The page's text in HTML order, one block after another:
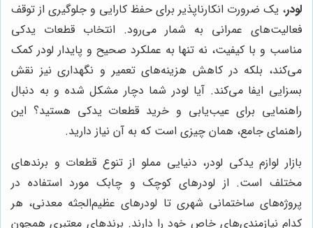
لودر، یک ضرورت انکارناپذیر برای حفظ کارایی و جلوگیری از توقف
فعالیت‌های عمرانی به شمار می‌رود. انتخاب قطعات یدکی
مناسب و با کیفیت، نه تنها به عملکرد صحیح و پایدار لودر کمک
می‌کند، بلکه در کاهش هزینه‌های تعمیر و نگهداری نیز نقش
بسزایی ایفا می‌کند. آیا لودر شما دچار مشکل شده و به دنبال
راهنمایی برای عیب‌یابی و خرید قطعات یدکی هستید؟ این
راهنمای جامع، همان چیزی است که به آن نیاز دارید.
بازار لوازم یدکی لودر، دنیایی مملو از تنوع قطعات و برندهای
مختلف است. از لودرهای کوچک و چابک مورد استفاده در
پروژه‌های ساختمانی شهری تا لودرهای عظیم‌الجثه معدنی، هر
کدام نیازمندی‌های خاص خود را دارند. برندهای معتبری همچون